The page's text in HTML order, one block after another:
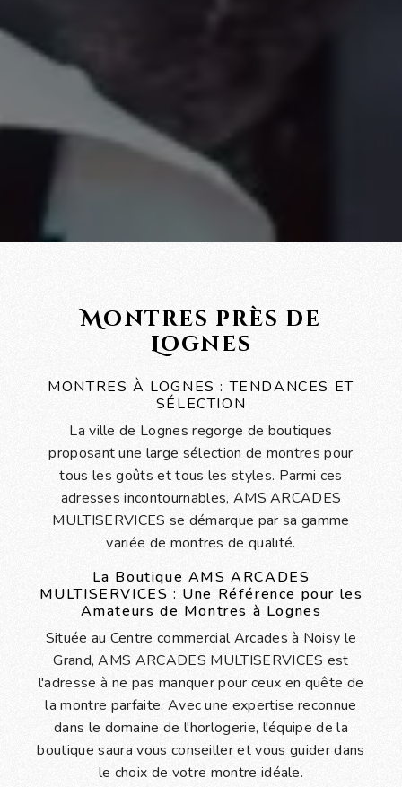
Montres près de
Lognes
MONTRES À LOGNES : TENDANCES ET
SÉLECTION
La ville de Lognes regorge de boutiques
proposant une large sélection de montres pour
tous les goûts et tous les styles. Parmi ces
adresses incontournables, AMS ARCADES
MULTISERVICES se démarque par sa gamme
variée de montres de qualité.
La Boutique AMS ARCADES
MULTISERVICES : Une Référence pour les
Amateurs de Montres à Lognes
Située au Centre commercial Arcades à Noisy le
Grand, AMS ARCADES MULTISERVICES est
l'adresse à ne pas manquer pour ceux en quête de
la montre parfaite. Avec une expertise reconnue
dans le domaine de l'horlogerie, l'équipe de la
boutique saura vous conseiller et vous guider dans
le choix de votre montre idéale.